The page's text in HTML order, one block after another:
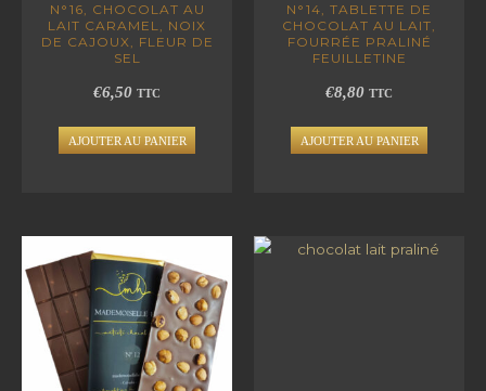
N°16, CHOCOLAT AU
LAIT CARAMEL, NOIX
DE CAJOUX, FLEUR DE
SEL
€6,50 TTC
AJOUTER AU PANIER
N°14, TABLETTE DE
CHOCOLAT AU LAIT,
FOURRÉE PRALINÉ
FEUILLETINE
€8,80 TTC
AJOUTER AU PANIER